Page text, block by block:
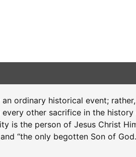
ordinary historical event;
other sacrifice in the
is the person of Jesus Christ
“the only begotten Son of